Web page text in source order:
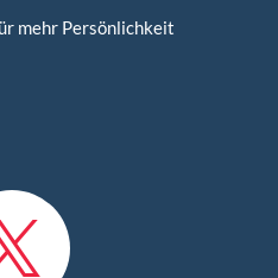
mehr Persönlichkeit